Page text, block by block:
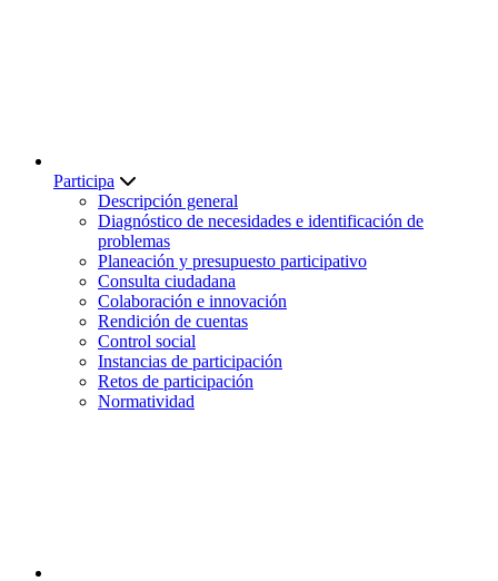
Participa
Descripción general
Diagnóstico de necesidades e identificación de
problemas
Planeación y presupuesto participativo
Consulta ciudadana
Colaboración e innovación
Rendición de cuentas
Control social
Instancias de participación
Retos de participación
Normatividad